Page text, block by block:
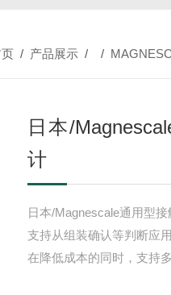
/ 产品展示 / /
日本/
计
日本/Magnescale通用型
支持从组装确认等判断应
在降低成本的同时，支持